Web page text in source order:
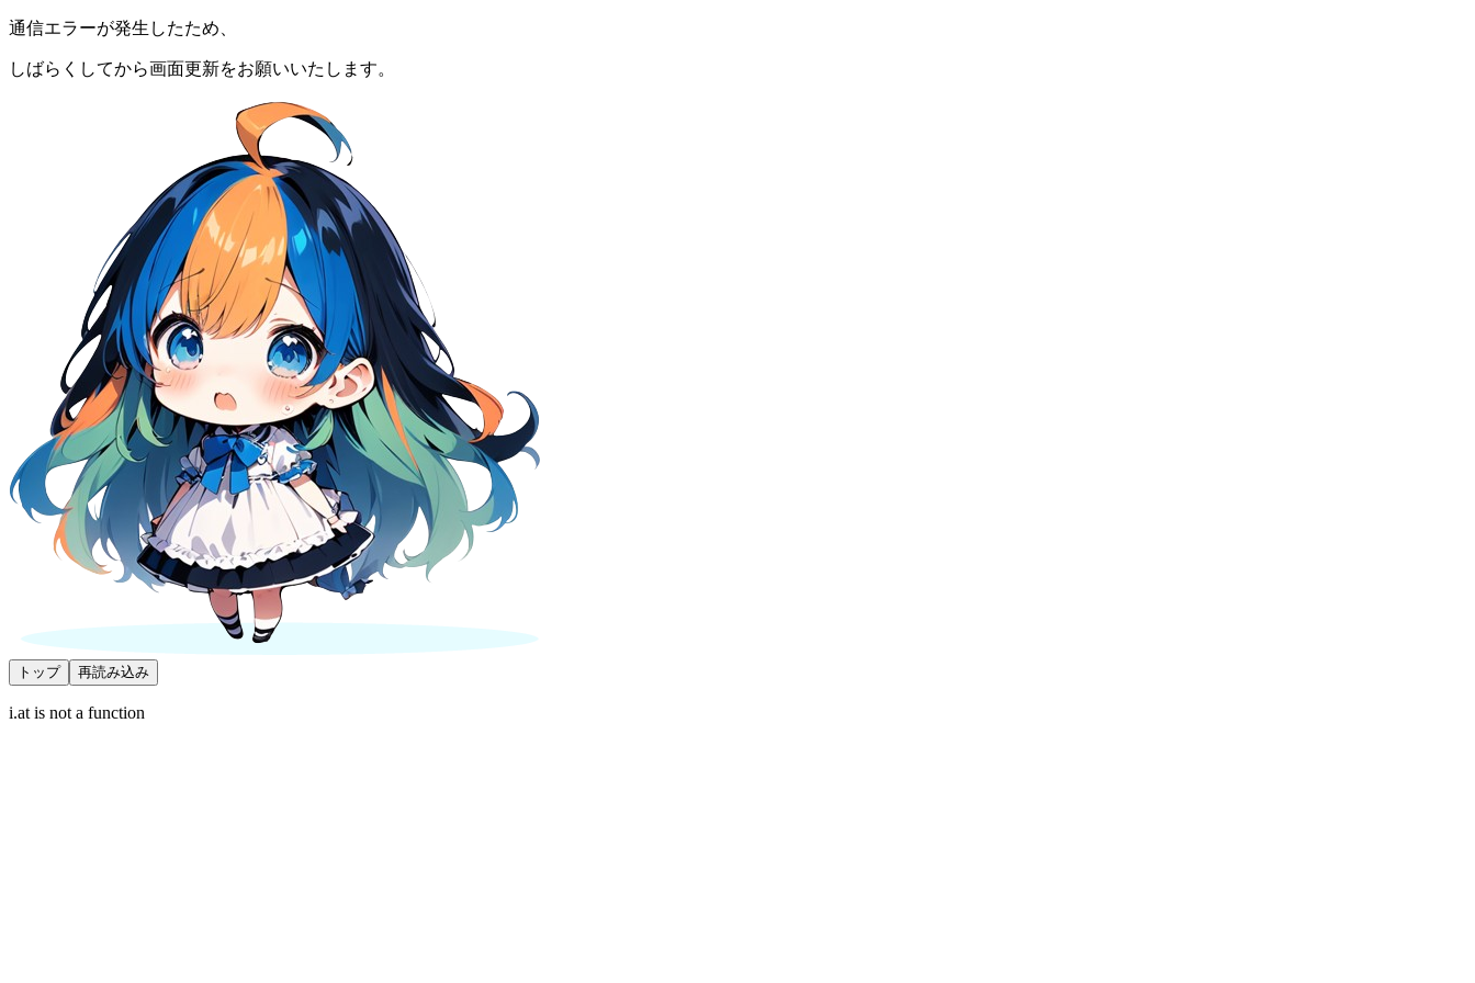
通信エラーが発生したため、
しばらくしてから画面更新をお願いいたします。
トップ 再読み込み
i.at is not a function